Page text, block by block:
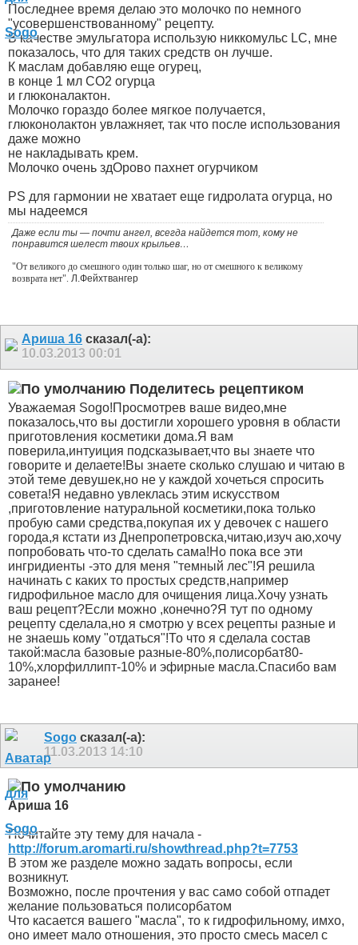
Последнее время делаю это молочко по немного
"усовершенствованному" рецепту.
В качестве эмульгатора использую никкомульс LC, мне
показалось, что для таких средств он лучше.
К маслам добавляю еще огурец,
в конце 1 мл CO2 огурца
и глюконалактон.
Молочко гораздо более мягкое получается,
глюконолактон увлажняет, так что после использования
даже можно
не накладывать крем.
Молочко очень здОрово пахнет огурчиком
PS для гармонии не хватает еще гидролата огурца, но
мы надеемся
Даже если ты — почти ангел, всегда найдется тот, кому не
понравится шелест твоих крыльев…
"От великого до смешного один только шаг, но от смешного к великому
возврата нет". Л.Фейхтвангер
Ариша 16 сказал(-а):
10.03.2013 00:01
Поделитесь рецептиком
Уважаемая Sogo!Просмотрев ваше видео,мне
показалось,что вы достигли хорошего уровня в области
приготовления косметики дома.Я вам
поверила,интуиция подсказывает,что вы знаете что
говорите и делаете!Вы знаете сколько слушаю и читаю в
этой теме девушек,но не у каждой хочеться спросить
совета!Я недавно увлеклась этим искусством
,приготовление натуральной косметики,пока только
пробую сами средства,покупая их у девочек с нашего
города,я кстати из Днепропетровска,читаю,изуч аю,хочу
попробовать что-то сделать сама!Но пока все эти
ингридиенты -это для меня "темный лес"!Я решила
начинать с каких то простых средств,например
гидрофильное масло для очищения лица.Хочу узнать
ваш рецепт?Если можно ,конечно?Я тут по одному
рецепту сделала,но я смотрю у всех рецепты разные и
не знаешь кому "отдаться"!То что я сделала состав
такой:масла базовые разные-80%,полисорбат80-
10%,хлорфиллипт-10% и эфирные масла.Спасибо вам
заранее!
Sogo сказал(-а):
11.03.2013 14:10
Ариша 16
Почитайте эту тему для начала -
http://forum.aromarti.ru/showthread.php?t=7753
В этом же разделе можно задать вопросы, если
возникнут.
Возможно, после прочтения у вас само собой отпадет
желание пользоваться полисорбатом
Что касается вашего "масла", то к гидрофильному, имхо,
оно имеет мало отношения, это просто смесь масел с